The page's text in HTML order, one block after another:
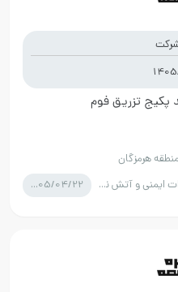
پکیج تزریق فوم
هرمزگان
تجهیزات ایمنی و آتش نشانی 1405/04/22